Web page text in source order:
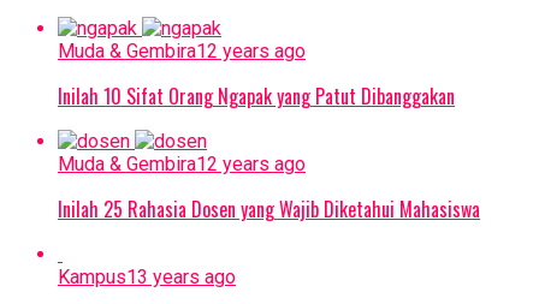
Muda & Gembira12 years ago
Inilah 10 Sifat Orang Ngapak yang Patut Dibanggakan
Muda & Gembira12 years ago
Inilah 25 Rahasia Dosen yang Wajib Diketahui Mahasiswa
Kampus13 years ago